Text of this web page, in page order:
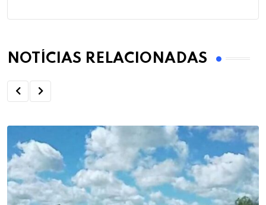
NOTÍCIAS RELACIONADAS